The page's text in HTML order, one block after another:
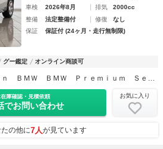
車検
2026年8月 排気
2000cc
整備
法定整備付 修復
なし
保証
保証付 (24ヶ月・走行無制限)
グー鑑定 オンライン商談可
Ｓｈｏｎａｎ ＢＭＷ ＢＭＷ Ｐｒｅｍｉｕｍ Ｓｅｌｅｃｔｉｏｎ 大和
在庫確認・見積依頼
でお問い合わせ
お気に入り
の他に7人が見ています